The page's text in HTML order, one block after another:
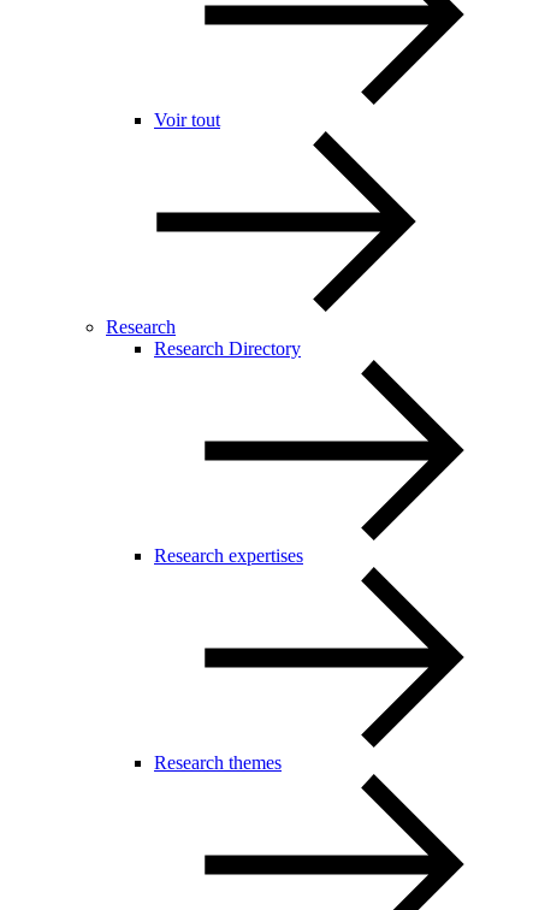
Voir tout
Research
Research Directory
Research expertises
Research themes